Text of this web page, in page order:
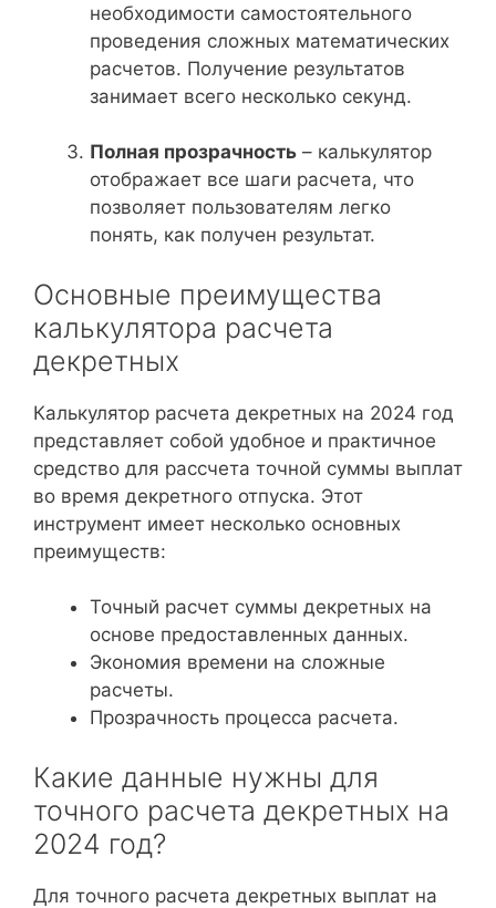
необходимости самостоятельного
проведения сложных математических
расчетов. Получение результатов
занимает всего несколько секунд.
Полная прозрачность – калькулятор
отображает все шаги расчета, что
позволяет пользователям легко
понять, как получен результат.
Основные преимущества
калькулятора расчета
декретных
Калькулятор расчета декретных на 2024 год
представляет собой удобное и практичное
средство для рассчета точной суммы выплат
во время декретного отпуска. Этот
инструмент имеет несколько основных
преимуществ:
Точный расчет суммы декретных на
основе предоставленных данных.
Экономия времени на сложные
расчеты.
Прозрачность процесса расчета.
Какие данные нужны для
точного расчета декретных на
2024 год?
Для точного расчета декретных выплат на